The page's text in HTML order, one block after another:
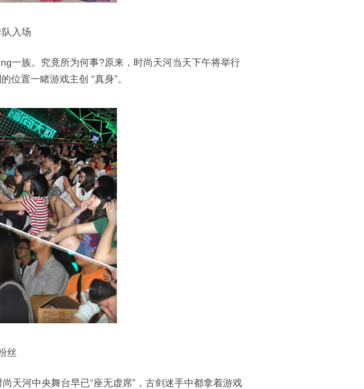
入场
一族。究竟所为何事?原来，时尚天河当天下午将举行
置一睹游戏主创 “真身”。
丝
天河中央舞台早已“座无虚席”，古剑迷手中都拿着游戏